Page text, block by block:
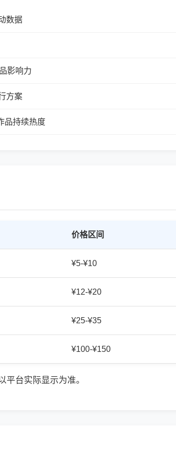
数据
影响力
方案
品持续热度
价格区间
¥5-¥10
¥12-¥20
¥25-¥35
¥100-¥150
台实际显示为准。